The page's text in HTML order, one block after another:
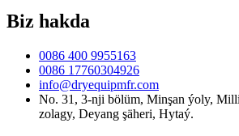
Biz hakda
0086 400 9955163
0086 17760304926
info@dryequipmfr.com
No. 31, 3-nji bölüm, Minşan ýoly,
zolagy, Deyang şäheri, Hytaý.